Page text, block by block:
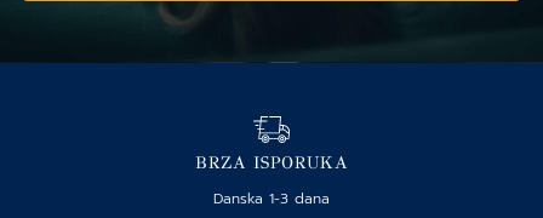
BRZA ISPORUKA
Danska 1-3 dana